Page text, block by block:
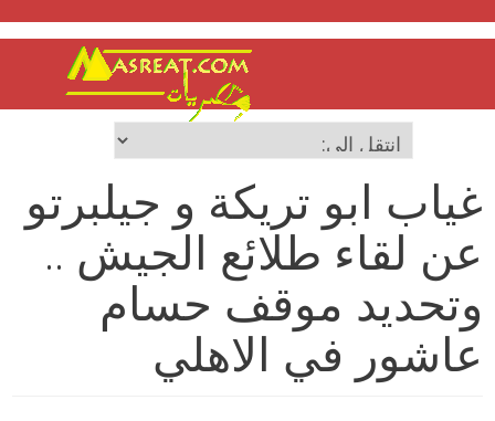
غياب ابو تريكة و جيلبرتو
عن لقاء طلائع الجيش ..
وتحديد موقف حسام
عاشور في الاهلي